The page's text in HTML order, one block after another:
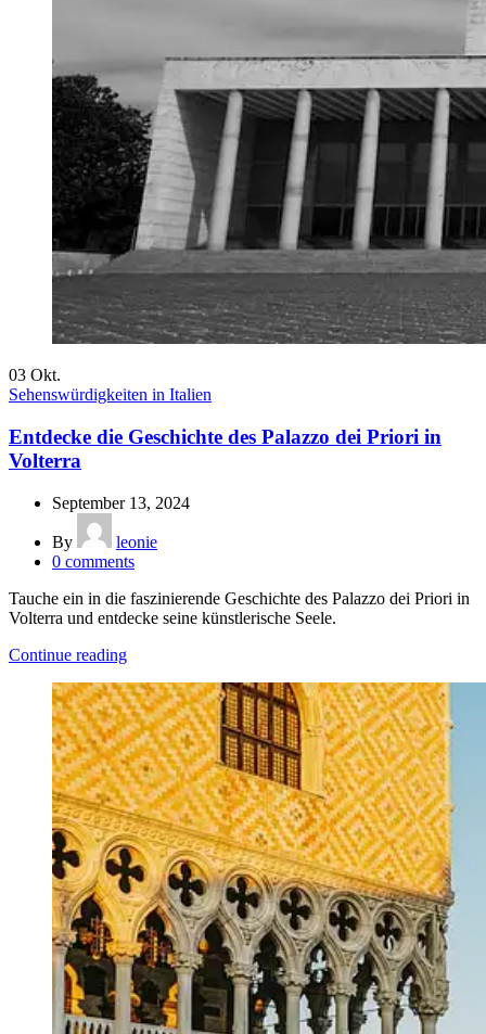
03 Okt.
Sehenswürdigkeiten in Italien
Entdecke die Geschichte des Palazzo dei Priori in
Volterra
September 13, 2024
By
leonie
0 comments
Tauche ein in die faszinierende Geschichte des Palazzo dei Priori in
Volterra und entdecke seine künstlerische Seele.
Continue reading